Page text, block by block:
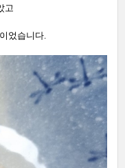
고
었습니다.